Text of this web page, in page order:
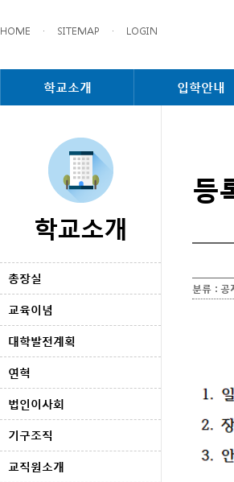
HOME · SITEMAP · LOGIN
학교소개 입학안내
학교소개
총장실
교육이념
대학발전계획
연혁
법인이사회
기구조직
교직원소개
등
분류 : 공